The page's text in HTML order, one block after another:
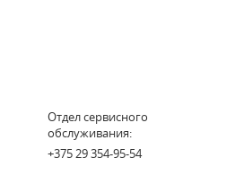
Отдел сервисного
обслуживания:
+375 29 354-95-54